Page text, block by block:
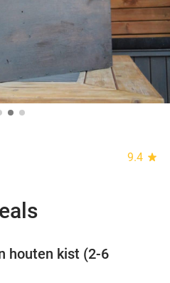
9.4 star
houten kist (2-6